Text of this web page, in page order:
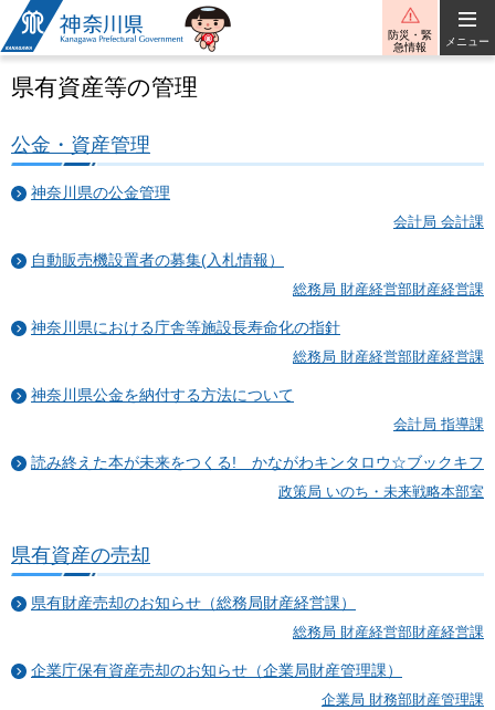
神奈川県
防災・緊
急情報
メニュー
県有資産等の管理
公金・資産管理
神奈川県の公金管理
会計局 会計課
自動販売機設置者の募集(入札情報）
総務局 財産経営部財産経営課
神奈川県における庁舎等施設長寿命化の指針
総務局 財産経営部財産経営課
神奈川県公金を納付する方法について
会計局 指導課
読み終えた本が未来をつくる! かながわキンタロウ☆ブックキフ
政策局 いのち・未来戦略本部室
県有資産の売却
県有財産売却のお知らせ（総務局財産経営課）
総務局 財産経営部財産経営課
企業庁保有資産売却のお知らせ（企業局財産管理課）
企業局 財務部財産管理課